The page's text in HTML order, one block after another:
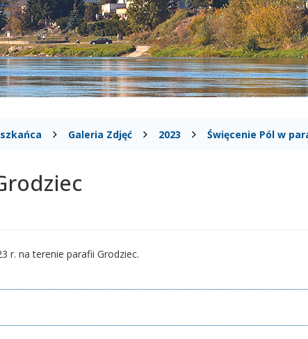
Galeria Zdjęć 2023 Święcenie Pól w
r. na terenie parafii Grodziec.